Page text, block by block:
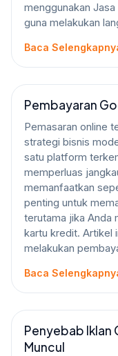
menggunakan Jasa
guna melakukan
Baca
GOOGLE ADS
Pembayaran
Pemasaran online
strategi bisnis
satu platform
memperluas
memanfaatkan
penting untuk
terutama jika Anda
kartu kredit. Artikel
melakukan
Baca
GOOGLE ADS
Penyebab Iklan
Muncul